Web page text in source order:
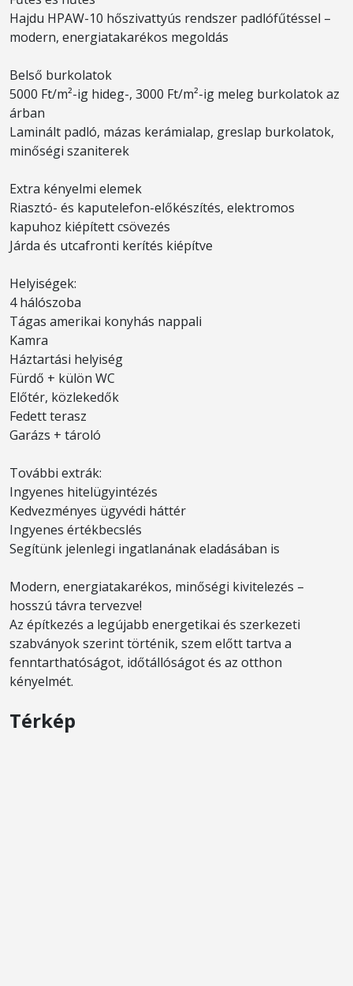
Hajdu HPAW-10 hőszivattyús rendszer padlófűtéssel –
modern, energiatakarékos megoldás
Belső burkolatok
5000 Ft/m²-ig hideg-, 3000 Ft/m²-ig meleg burkolatok az
árban
Laminált padló, mázas kerámialap, greslap burkolatok,
minőségi szaniterek
Extra kényelmi elemek
Riasztó- és kaputelefon-előkészítés, elektromos
kapuhoz kiépített csövezés
Járda és utcafronti kerítés kiépítve
Helyiségek:
4 hálószoba
Tágas amerikai konyhás nappali
Kamra
Háztartási helyiség
Fürdő + külön WC
Előtér, közlekedők
Fedett terasz
Garázs + tároló
További extrák:
Ingyenes hitelügyintézés
Kedvezményes ügyvédi háttér
Ingyenes értékbecslés
Segítünk jelenlegi ingatlanának eladásában is
Modern, energiatakarékos, minőségi kivitelezés –
hosszú távra tervezve!
Az építkezés a legújabb energetikai és szerkezeti
szabványok szerint történik, szem előtt tartva a
fenntarthatóságot, időtállóságot és az otthon
kényelmét.
Térkép